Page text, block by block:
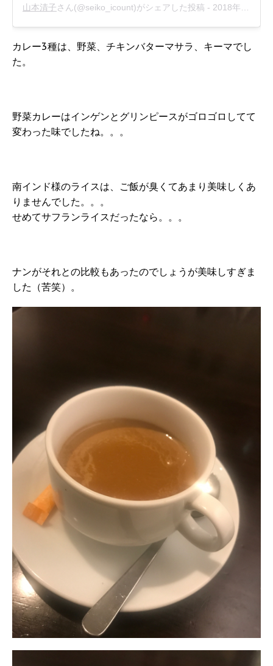
山本清子さん(@seiko_icount)がシェアした投稿 - 2018年11月月6日午後7時13分PST
カレー3種は、野菜、チキンバターマサラ、キーマでし
た。
野菜カレーはインゲンとグリンピースがゴロゴロしてて
変わった味でしたね。。。
南インド様のライスは、ご飯が臭くてあまり美味しくあ
りませんでした。。。
せめてサフランライスだったなら。。。
ナンがそれとの比較もあったのでしょうが美味しすぎま
した（苦笑）。